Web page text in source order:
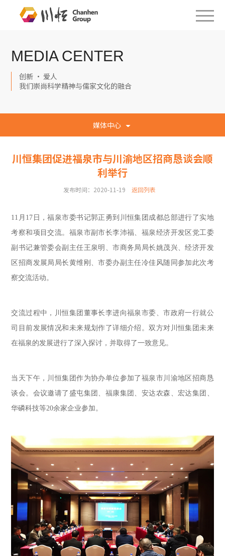
MEDIA CENTER
创新 · 爱人
我们崇尚科学精神与儒家文化的融合
媒体中心
川恒集团促进福泉市与川渝地区招商恳谈会顺
利举行
发布时间：2020-11-19 返回列表
11月17日，福泉市委书记郭正勇到川恒集团成都总部进行了实地
考察和项目交流。福泉市副市长李沛福、福泉经济开发区党工委
副书记兼管委会副主任王泉明、市商务局局长姚茂兴、经济开发
区招商发展局局长黄维刚、市委办副主任冷佳风随同参加此次考
察交流活动。
交流过程中，川恒集团董事长李进向福泉市委、市政府一行就公
司目前发展情况和未来规划作了详细介绍。双方对川恒集团未来
在福泉的发展进行了深入探讨，并取得了一致意见。
当天下午，川恒集团作为协办单位参加了福泉市川渝地区招商恳
谈会。会议邀请了盛屯集团、福康集团、安达农森、宏达集团、
华磷科技等20余家企业参加。